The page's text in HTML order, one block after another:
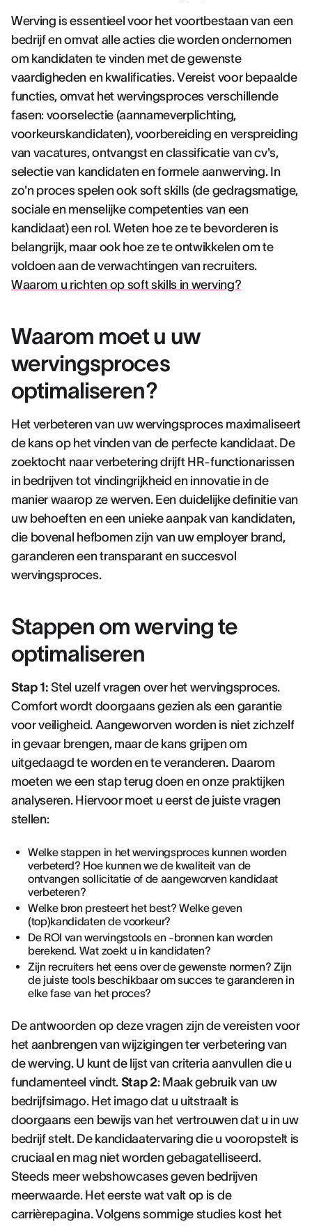
Werving is essentieel voor het voortbestaan van een
bedrijf en omvat alle acties die worden ondernomen
om kandidaten te vinden met de gewenste
vaardigheden en kwalificaties. Vereist voor bepaalde
functies, omvat het wervingsproces verschillende
fasen: voorselectie (aannameverplichting,
voorkeurskandidaten), voorbereiding en verspreiding
van vacatures, ontvangst en classificatie van cv's,
selectie van kandidaten en formele aanwerving. In
zo'n proces spelen ook soft skills (de gedragsmatige,
sociale en menselijke competenties van een
kandidaat) een rol. Weten hoe ze te bevorderen is
belangrijk, maar ook hoe ze te ontwikkelen om te
voldoen aan de verwachtingen van recruiters.
Waarom u richten op soft skills in werving?
Waarom moet u uw
wervingsproces
optimaliseren?
Het verbeteren van uw wervingsproces maximaliseert
de kans op het vinden van de perfecte kandidaat. De
zoektocht naar verbetering drijft HR-functionarissen
in bedrijven tot vindingrijkheid en innovatie in de
manier waarop ze werven. Een duidelijke definitie van
uw behoeften en een unieke aanpak van kandidaten,
die bovenal hefbomen zijn van uw employer brand,
garanderen een transparant en succesvol
wervingsproces.
Stappen om werving te
optimaliseren
Stap 1: Stel uzelf vragen over het wervingsproces.
Comfort wordt doorgaans gezien als een garantie
voor veiligheid. Aangeworven worden is niet zichzelf
in gevaar brengen, maar de kans grijpen om
uitgedaagd te worden en te veranderen. Daarom
moeten we een stap terug doen en onze praktijken
analyseren. Hiervoor moet u eerst de juiste vragen
stellen:
Welke stappen in het wervingsproces kunnen worden
verbeterd? Hoe kunnen we de kwaliteit van de
ontvangen sollicitatie of de aangeworven kandidaat
verbeteren?
Welke bron presteert het best? Welke geven
(top)kandidaten de voorkeur?
De ROI van wervingstools en -bronnen kan worden
berekend. Wat zoekt u in kandidaten?
Zijn recruiters het eens over de gewenste normen? Zijn
de juiste tools beschikbaar om succes te garanderen in
elke fase van het proces?
De antwoorden op deze vragen zijn de vereisten voor
het aanbrengen van wijzigingen ter verbetering van
de werving. U kunt de lijst van criteria aanvullen die u
fundamenteel vindt. Stap 2: Maak gebruik van uw
bedrijfsimago. Het imago dat u uitstraalt is
doorgaans een bewijs van het vertrouwen dat u in uw
bedrijf stelt. De kandidaatervaring die u vooropstelt is
cruciaal en mag niet worden gebagatelliseerd.
Steeds meer webshowcases geven bedrijven
meerwaarde. Het eerste wat valt op is de
carrièrepagina. Volgens sommige studies kost het